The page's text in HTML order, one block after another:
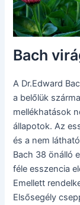
Bach
A Dr.Edward
a belőlük
mellékhatások
állapotok. Az
és a nem
Bach 38 önálló
féle esszencia
Emellett
Elsősegély